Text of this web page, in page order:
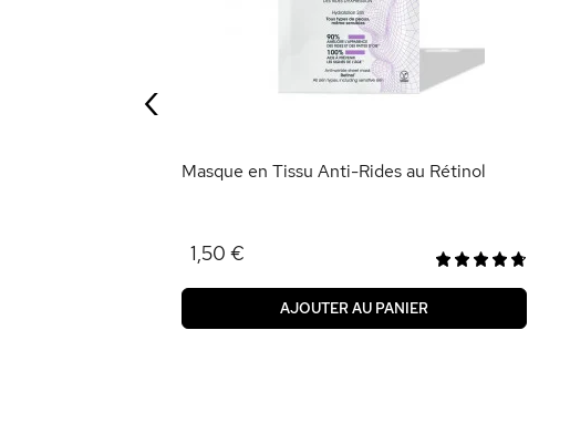
Masque en Tissu Anti-Rides au Rétinol
1,50 €
AJOUTER AU PANIER
‹